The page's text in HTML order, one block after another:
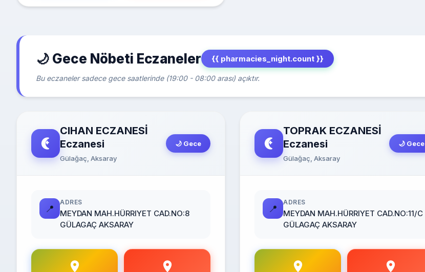
🌙 Gece Nöbeti Eczaneler {{ pharmacies_night.count }}
Bu eczaneler sadece gece saatlerinde (19:00 - 08:00 arası) açıktır.
CIHAN ECZANESİ
Eczanesi
Gülağaç, Aksaray
🌙 Gece
📍
ADRES
MEYDAN MAH.HÜRRIYET CAD.NO:8
GÜLAGAÇ AKSARAY
TOPRAK ECZANESİ
Eczanesi
Gülağaç, Aksaray
🌙 Gece
📍
ADRES
MEYDAN MAH.HÜRRIYET CAD.NO:11/C
GÜLAGAÇ AKSARAY